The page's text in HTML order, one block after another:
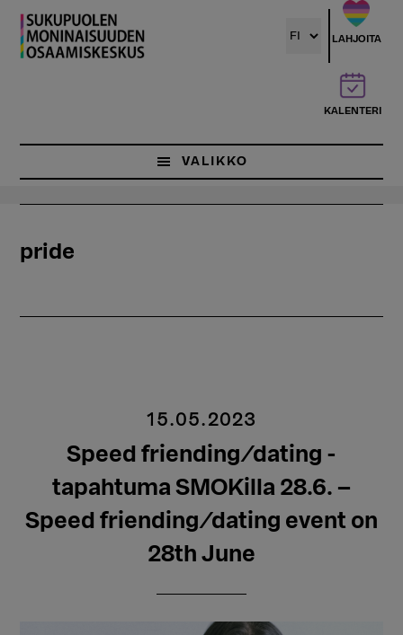
Hyppää
pääsisältöön
LAHJOITA
KALENTERI
VALIKKO
pride
15.05.2023
Speed friending/dating -
tapahtuma SMOKilla 28.6. –
Speed friending/dating event on
28th June